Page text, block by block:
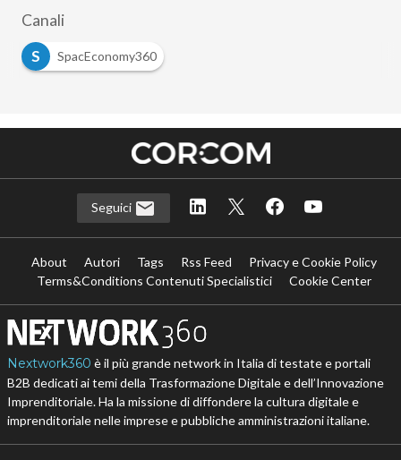
Canali
S
SpacEconomy360
Seguici
About Autori Tags Rss Feed
Privacy e Cookie Policy
Terms&Conditions Contenuti Specialistici
Cookie Center
Nextwork360 è il più grande network in Italia di testate e portali
B2B dedicati ai temi della Trasformazione Digitale e dell’Innovazione
Imprenditoriale. Ha la missione di diffondere la cultura digitale e
imprenditoriale nelle imprese e pubbliche amministrazioni italiane.